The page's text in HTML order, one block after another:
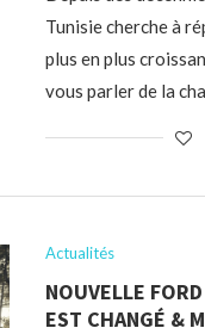
Tunisie cherche à
plus en plus
vous parler de la
Actualités
NOUVELLE
EST CHANGÉ &